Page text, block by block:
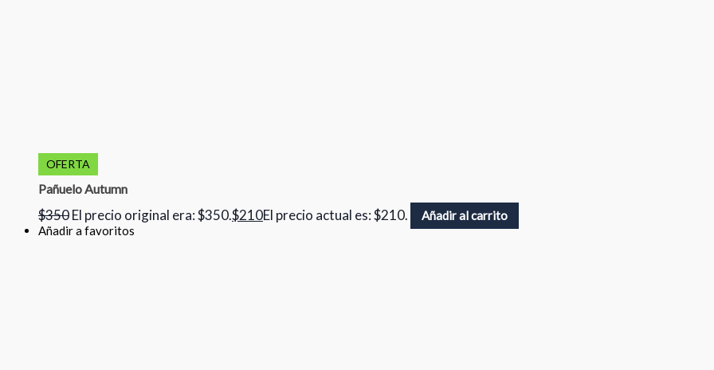
OFERTA
Pañuelo Autumn
$350El precio original era: $350.$210El precio actual es: $210.
Añadir al carrito
Añadir a favoritos